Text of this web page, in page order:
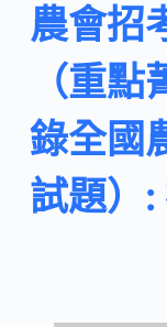
農會招
（重
錄全國
試題）: